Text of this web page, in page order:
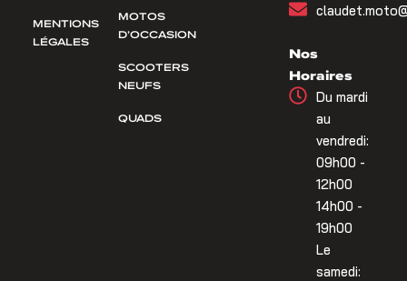
MENTIONS
LÉGALES
MOTOS
D’OCCASION
SCOOTERS
NEUFS
QUADS
Nos
Horaires
Du mardi
au
vendredi:
09h00 -
12h00
14h00 -
19h00
Le
samedi: